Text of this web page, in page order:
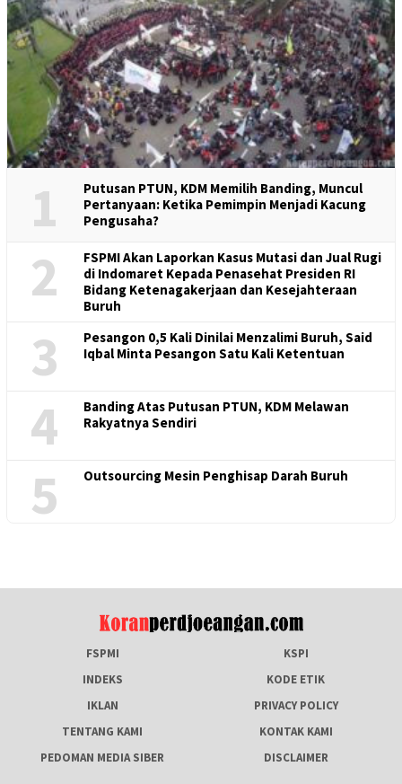
1
Putusan PTUN, KDM Memilih Banding, Muncul
Pertanyaan: Ketika Pemimpin Menjadi Kacung
Pengusaha?
2
FSPMI Akan Laporkan Kasus Mutasi dan Jual Rugi
di Indomaret Kepada Penasehat Presiden RI
Bidang Ketenagakerjaan dan Kesejahteraan
Buruh
3
Pesangon 0,5 Kali Dinilai Menzalimi Buruh, Said
Iqbal Minta Pesangon Satu Kali Ketentuan
4
Banding Atas Putusan PTUN, KDM Melawan
Rakyatnya Sendiri
5 Outsourcing Mesin Penghisap Darah Buruh
FSPMI
KSPI
INDEKS
KODE ETIK
IKLAN
PRIVACY POLICY
TENTANG KAMI
KONTAK KAMI
PEDOMAN MEDIA SIBER
DISCLAIMER